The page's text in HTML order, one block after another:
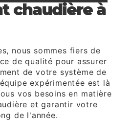
chaudière à
nous sommes fiers de
de qualité pour assurer
de votre système de
expérimentée est là
vos besoins en matière
et garantir votre
de l'année.